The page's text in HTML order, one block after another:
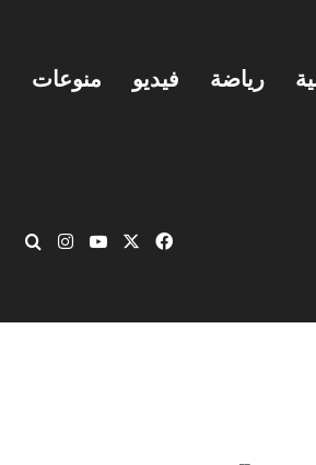
رياضة فيديو منوعات
فيسبوك ‫YouTube